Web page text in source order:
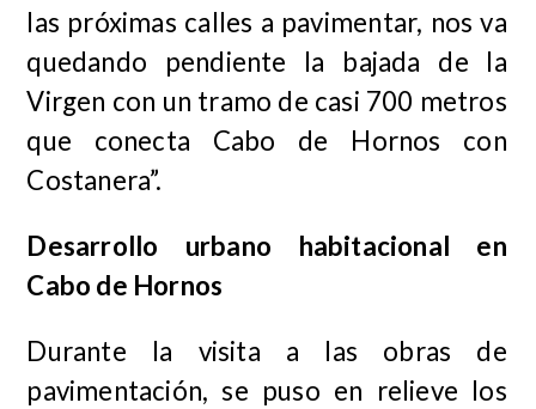
las próximas calles a pavimentar, nos va
quedando pendiente la bajada de la
Virgen con un tramo de casi 700 metros
que conecta Cabo de Hornos con
Costanera”.
Desarrollo urbano habitacional en
Cabo de Hornos
Durante la visita a las obras de
pavimentación, se puso en relieve los